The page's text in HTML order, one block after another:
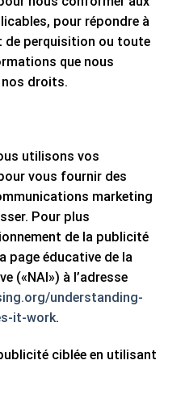
pour répondre à
de perquisition ou toute
que nous
nos droits.
utilisons vos
vous fournir des
marketing
Pour plus
de la publicité
page éducative de la
(«NAI») à l’adresse
understanding-
it-work.
ciblée en utilisant